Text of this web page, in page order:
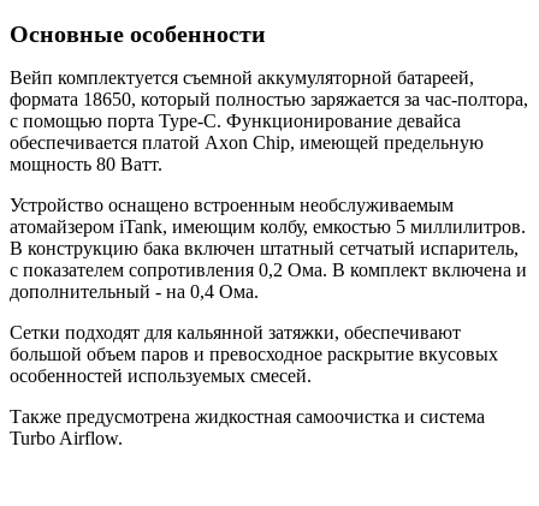
Основные особенности
Вейп комплектуется съемной аккумуляторной батареей,
формата 18650, который полностью заряжается за час-полтора,
с помощью порта Type-C. Функционирование девайса
обеспечивается платой Axon Chip, имеющей предельную
мощность 80 Ватт.
Устройство оснащено встроенным необслуживаемым
атомайзером iTank, имеющим колбу, емкостью 5 миллилитров.
В конструкцию бака включен штатный сетчатый испаритель,
с показателем сопротивления 0,2 Ома. В комплект включена и
дополнительный - на 0,4 Ома.
Сетки подходят для кальянной затяжки, обеспечивают
большой объем паров и превосходное раскрытие вкусовых
особенностей используемых смесей.
Также предусмотрена жидкостная самоочистка и система
Turbo Airflow.